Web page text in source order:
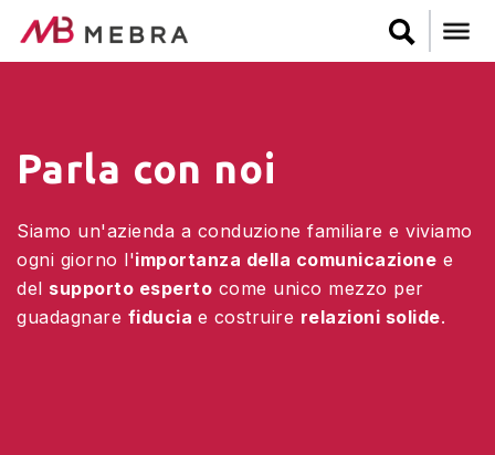
to
main
Parla con noi
Siamo un'azienda a conduzione familiare e viviamo
ogni giorno l'importanza della comunicazione e
del supporto esperto come unico mezzo per
guadagnare fiducia e costruire relazioni solide.